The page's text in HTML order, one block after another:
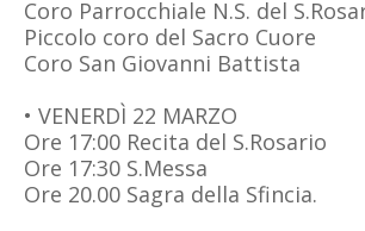
Coro Parrocchiale N.S. del
Piccolo coro del Sacro Cuore
Coro San Giovanni Battista
• VENERDÌ 22 MARZO
Ore 17:00 Recita del S.Rosario
Ore 17:30 S.Messa
Ore 20.00 Sagra della Sfincia.